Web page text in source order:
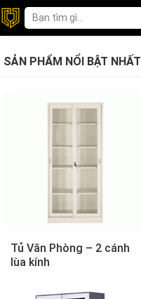
SẢN PHẨM NỔI BẬT NHẤT
Tủ Văn Phòng – 2 cánh
lùa kính